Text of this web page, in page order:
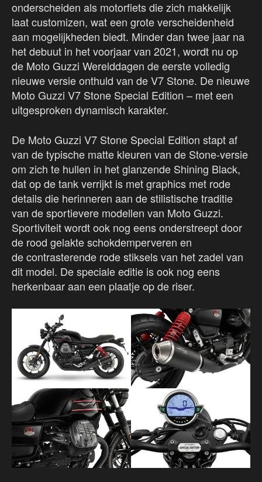
onderscheiden als motorfiets die zich makkelijk
laat customizen, wat een grote verscheidenheid
aan mogelijkheden biedt. Minder dan twee jaar na
het debuut in het voorjaar van 2021, wordt nu op
de Moto Guzzi Werelddagen de eerste volledig
nieuwe versie onthuld van de V7 Stone. De nieuwe
Moto Guzzi V7 Stone Special Edition – met een
uitgesproken dynamisch karakter.
De Moto Guzzi V7 Stone Special Edition stapt af
van de typische matte kleuren van de Stone-versie
om zich te hullen in het glanzende Shining Black,
dat op de tank verrijkt is met graphics met rode
details die herinneren aan de stilistische traditie
van de sportievere modellen van Moto Guzzi.
Sportiviteit wordt ook nog eens onderstreept door
de rood gelakte schokdemperveren en
de contrasterende rode stiksels van het zadel van
dit model. De speciale editie is ook nog eens
herkenbaar aan een plaatje op de riser.